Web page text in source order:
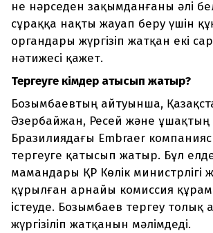
не нәрседен зақымданғаны әлі
сұраққа нақты жауап беру үшін
органдары жүргізіп жатқан екі
нәтижесі қажет.
Тергеуге кімдер қатысып жатыр?
Бозымбаевтың айтуынша,
Әзербайжан, Ресей және ұшақтың
Бразилиядағы Embraer
тергеуге қатысып жатыр. Бұл
мамандары ҚР Көлік министрлігі
құрылған арнайы комиссия
істеуде. Бозымбаев тергеу толық
жүргізіліп жатқанын мәлімдеді.